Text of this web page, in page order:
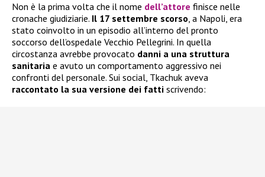
Non è la prima volta che il nome dell’attore finisce nelle
cronache giudiziarie. Il 17 settembre scorso, a Napoli, era
stato coinvolto in un episodio all’interno del pronto
soccorso dell’ospedale Vecchio Pellegrini. In quella
circostanza avrebbe provocato danni a una struttura
sanitaria e avuto un comportamento aggressivo nei
confronti del personale. Sui social, Tkachuk aveva
raccontato la sua versione dei fatti scrivendo: